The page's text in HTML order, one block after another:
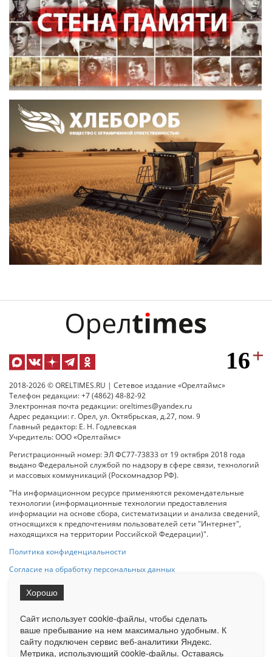
2018-2026 © ORELTIMES.RU | Сетевое издание «Орелтаймс»
Телефон редакции: +7 (4862) 48-82-92
Электронная почта редакции: oreltimes@yandex.ru
Адрес редакции: г. Орел, ул. Октябрьская, д.27, пом. 9
Главный редактор: Е. Н. Годлевская
Учредитель: ООО «Орелтаймс»
Регистрационный номер: ЭЛ ФС77-73833 от 19 октября 2018 года
выдано Федеральной службой по надзору в сфере связи, технологий
и массовых коммуникаций (Роскомнадзор РФ).
"На информационном ресурсе применяются рекомендательные
технологии (информационные технологии предоставления
информации на основе сбора, систематизации и анализа сведений,
относящихся к предпочтениям пользователей сети "Интернет",
находящихся на территории Российской Федерации)".
Политика конфиденциальности
Согласие на обработку персональных данных
на Сетевое издание «ОрелТаймс» обязательна.
Ограниченная статистика посещаемости доступна на сайте
Liveinternet.ru . Подробная статистика для рекламодателей по запросу
Сайт использует cookie-файлы, чтобы сделать
ваше пребывание на нем максимально удобным. К
cайту подключен сервис веб-аналитики Яндекс.
Метрика, использующий cookie-файлы. Оставаясь
Хорошо